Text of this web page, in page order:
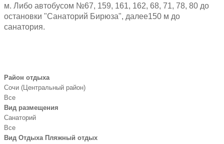
м. Либо автобусом №67, 159, 161, 162, 68, 71, 78, 80 до
остановки "Санаторий Бирюза", далее150 м до
санатория.
Район отдыха
Сочи (Центральный район)
Все
Вид размещения
Санаторий
Все
Вид Отдыха Пляжный отдых